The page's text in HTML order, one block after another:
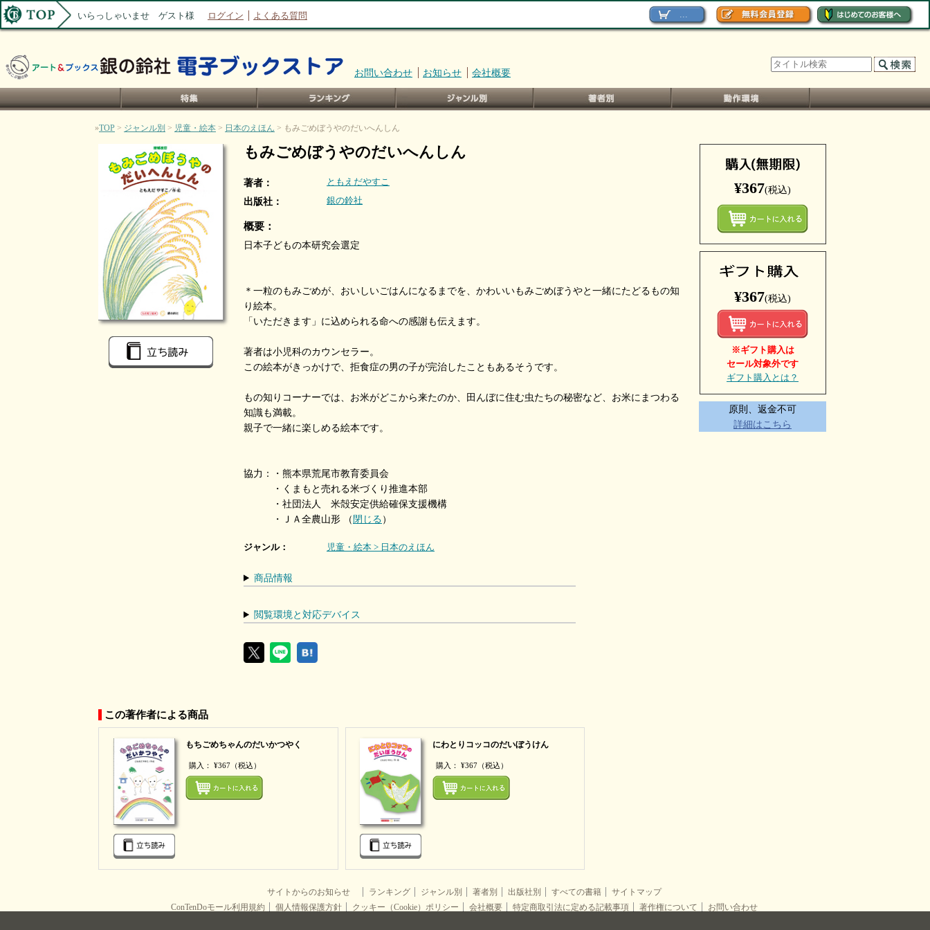
いらっしゃいませ ゲスト様 ログイン よくある質問
お問い合わせ お知らせ 会社概要
»TOP > ジャンル別 > 児童・絵本 > 日本のえほん > もみごめぼうやのだいへんしん
もみごめぼうやのだいへんしん
著者： ともえだやすこ
出版社： 銀の鈴社
概要：
日本子どもの本研究会選定
＊一粒のもみごめが、おいしいごはんになるまでを、かわいいもみごめぼうやと一緒にたどるもの知
り絵本。
「いただきます」に込められる命への感謝も伝えます。
著者は小児科のカウンセラー。
この絵本がきっかけで、拒食症の男の子が完治したこともあるそうです。
もの知りコーナーでは、お米がどこから来たのか、田んぼに住む虫たちの秘密など、お米にまつわる
知識も満載。
親子で一緒に楽しめる絵本です。
協力：・熊本県荒尾市教育委員会
・くまもと売れる米づくり推進本部
・社団法人 米殻安定供給確保支援機構
・ＪＡ全農山形 （閉じる）
ジャンル： 児童・絵本 > 日本のえほん
商品情報
閲覧環境と対応デバイス
¥367(税込)
¥367(税込)
※ギフト購入は
セール対象外です
ギフト購入とは？
原則、返金不可
詳細はこちら
この著作者による商品
もちごめちゃんのだいかつやく
購入： ¥367 （税込）
まとめてカートにいれる
にわとりコッコのだいぼうけん
購入： ¥367（税込）
サイトからのお知らせ ランキング ジャンル別 著者別 出版社別 すべての書籍
サイトマップ
ConTenDoモール利用規約
個人情報保護方針 クッキー（Cookie）ポリシー 会社概要 特定商取引法に定める記載事項 著作権について お問い合わせ